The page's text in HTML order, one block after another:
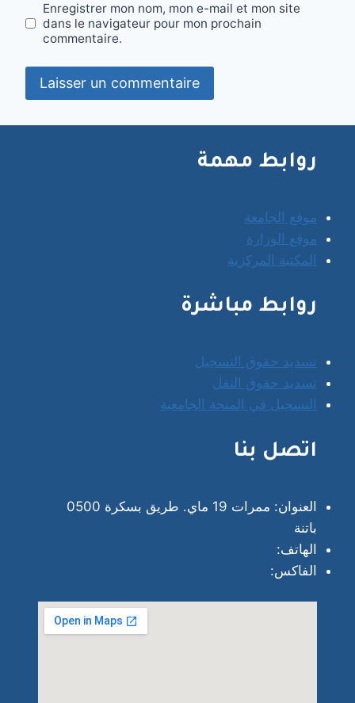
Enregistrer mon nom, mon e-mail et mon site
dans le navigateur pour mon prochain
commentaire.
روابط مهمة
موقع الجامعة
موقع الوزارة
المكتبة المركزية
روابط مباشرة
تسديد حقوق التسجيل
تسديد حقوق النقل
التسجيل في المنحة الجامعية
اتصل بنا
العنوان: ممرات 19 ماي. طريق بسكرة 0500
باتنة
الهاتف:
الفاكس: